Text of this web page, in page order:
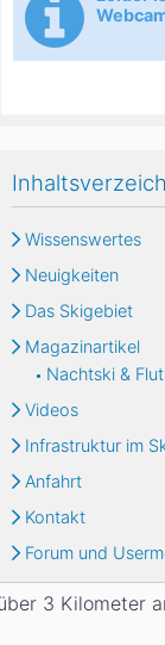
Wissenswertes
Neuigkeiten
Das Skigebiet
Magazinartikel
Nachtski &
Videos
Infrastruktur im
Anfahrt
Kontakt
Forum und
3 Kilometer